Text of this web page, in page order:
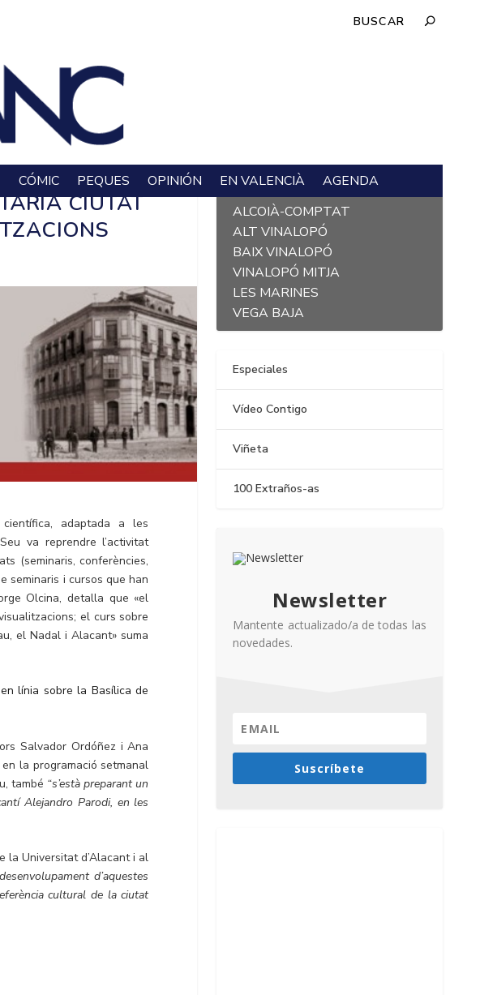
CÓMIC PEQUES OPINIÓN EN VALENCIÀ AGENDA
CIUTAT
adaptada a les
va reprendre l’activitat
(seminaris, conferències,
seminaris i cursos que han
Olcina, detalla que «el
el curs sobre
el Nadal i Alacant» suma
línia sobre la Basílica de
Salvador Ordóñez i Ana
la programació setmanal
també “s’està preparant un
Alejandro Parodi, en les
la Universitat d’Alacant i al
d’aquestes
cultural de la ciutat
L´ALACANTÍ
ALCOIÀ-COMPTAT
ALT VINALOPÓ
BAIX VINALOPÓ
VINALOPÓ MITJA
LES MARINES
VEGA BAJA
Especiales
Vídeo Contigo
Viñeta
100 Extraños-as
Newsletter
Mantente actualizado/a de todas las
novedades.
Suscríbete